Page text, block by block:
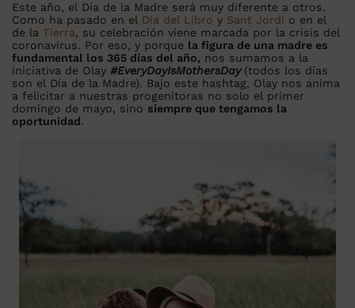
Este año, el Día de la Madre será muy diferente a otros.
Como ha pasado en el Día del Libro y Sant Jordi o en el
de la Tierra, su celebración viene marcada por la crisis del
coronavirus. Por eso, y porque la figura de una madre es
fundamental los 365 días del año, nos sumamos a la
iniciativa de Olay #EveryDayIsMothersDay (todos los días
son el Día de la Madre). Bajo este hashtag, Olay nos anima
a felicitar a nuestras progenitoras no solo el primer
domingo de mayo, sino siempre que tengamos la
oportunidad.